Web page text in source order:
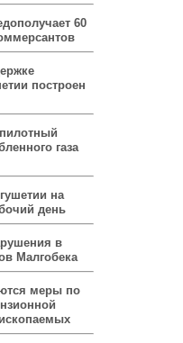
60
построен
газа
на
день
в
Малгобека
меры по